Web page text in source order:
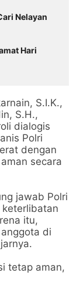
Nelayan
Hari
S.I.K.,
S.H.,
dialogis
Polri
dengan
secara
jawab Polri
itu,
di
tetap aman,